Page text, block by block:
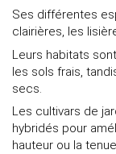
Ses différentes
clairières, les
Leurs habitats
les sols frais,
secs.
Les cultivars de
hybridés pour
hauteur ou la